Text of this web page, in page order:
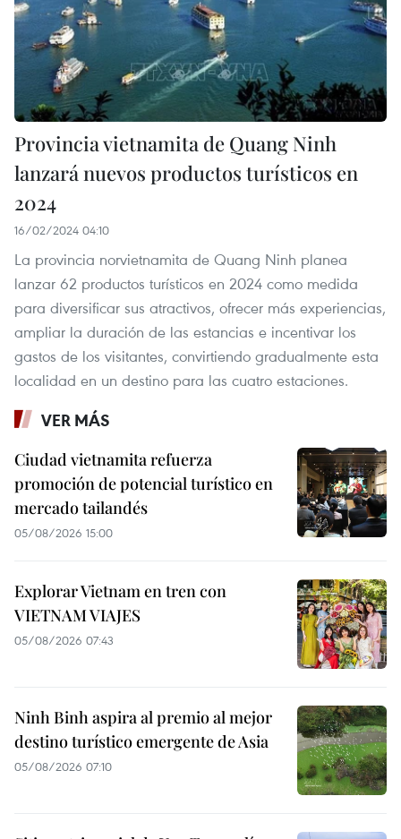
Provincia vietnamita de Quang Ninh
lanzará nuevos productos turísticos en
2024
16/02/2024 04:10
La provincia norvietnamita de Quang Ninh planea
lanzar 62 productos turísticos en 2024 como medida
para diversificar sus atractivos, ofrecer más experiencias,
ampliar la duración de las estancias e incentivar los
gastos de los visitantes, convirtiendo gradualmente esta
localidad en un destino para las cuatro estaciones.
VER MÁS
Ciudad vietnamita refuerza
promoción de potencial turístico en
mercado tailandés
05/08/2026 15:00
Explorar Vietnam en tren con
VIETNAM VIAJES
05/08/2026 07:43
Ninh Binh aspira al premio al mejor
destino turístico emergente de Asia
05/08/2026 07:10